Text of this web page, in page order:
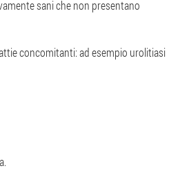
sani che non presentano
concomitanti: ad esempio urolitiasi